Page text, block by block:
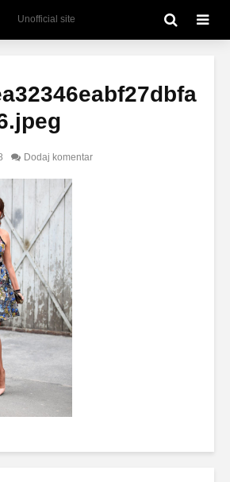
Unofficial site
Dodaj komentar